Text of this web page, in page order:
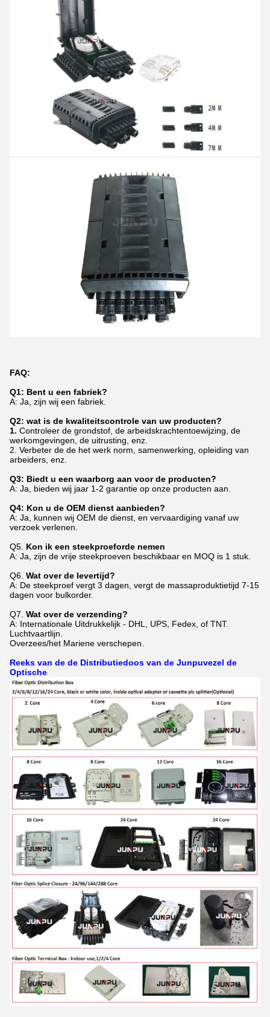
FAQ:
Q1: Bent u een fabriek?
A: Ja, zijn wij een fabriek.
Q2: wat is de kwaliteitscontrole van uw producten?
1. Controleer de grondstof, de arbeidskrachtentoewijzing, de
werkomgevingen, de uitrusting, enz.
2. Verbeter de de het werk norm, samenwerking, opleiding van
arbeiders, enz.
Q3: Biedt u een waarborg aan voor de producten?
A: Ja, bieden wij jaar 1-2 garantie op onze producten aan.
Q4: Kon u de OEM dienst aanbieden?
A: Ja, kunnen wij OEM de dienst, en vervaardiging vanaf uw
verzoek verlenen.
Q5. Kon ik een steekproeforde nemen
A: Ja, zijn de vrije steekproeven beschikbaar en MOQ is 1 stuk.
Q6. Wat over de levertijd?
A: De steekproef vergt 3 dagen, vergt de massaproduktietijd 7-15
dagen voor bulkorder.
Q7. Wat over de verzending?
A: Internationale Uitdrukkelijk - DHL, UPS, Fedex, of TNT.
Luchtvaartlijn.
Overzees/het Mariene verschepen.
Reeks van de de Distributiedoos van de Junpuvezel de
Optische